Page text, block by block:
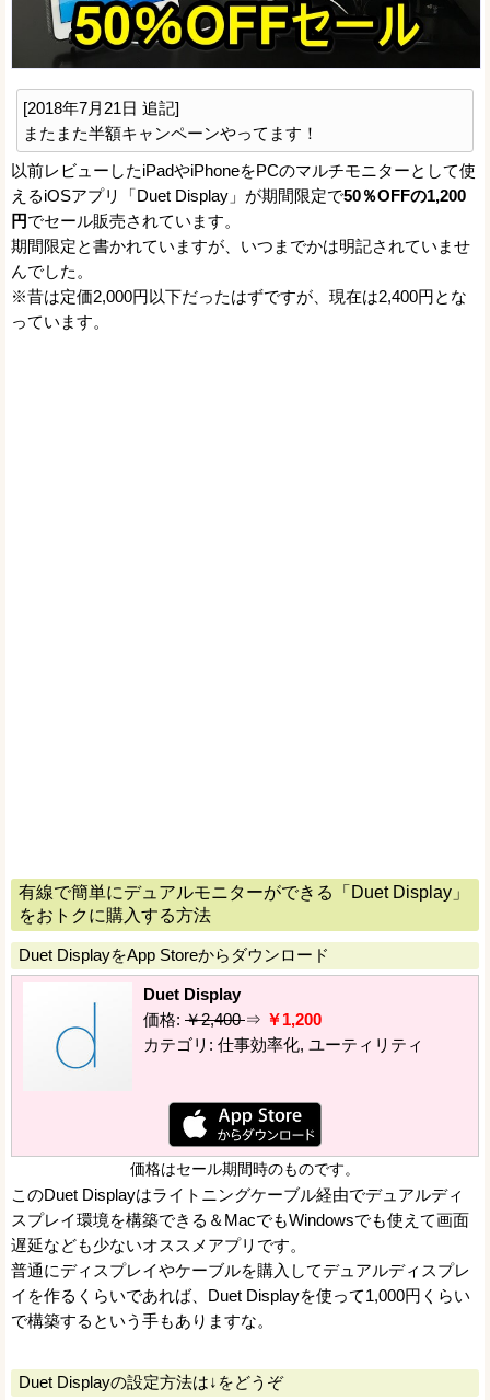
[2018年7月21日 追記]
またまた半額キャンペーンやってます！
以前レビューしたiPadやiPhoneをPCのマルチモニターとして使
えるiOSアプリ「Duet Display」が期間限定で50％OFFの1,200
円でセール販売されています。
期間限定と書かれていますが、いつまでかは明記されていませ
んでした。
※昔は定価2,000円以下だったはずですが、現在は2,400円とな
っています。
有線で簡単にデュアルモニターができる「Duet Display」
をおトクに購入する方法
Duet DisplayをApp Storeからダウンロード
Duet Display
価格: ￥2,400⇒ ￥1,200
カテゴリ: 仕事効率化, ユーティリティ
価格はセール期間時のものです。
このDuet Displayはライトニングケーブル経由でデュアルディ
スプレイ環境を構築できる＆MacでもWindowsでも使えて画面
遅延なども少ないオススメアプリです。
普通にディスプレイやケーブルを購入してデュアルディスプレ
イを作るくらいであれば、Duet Displayを使って1,000円くらい
で構築するという手もありますな。
Duet Displayの設定方法は↓をどうぞ